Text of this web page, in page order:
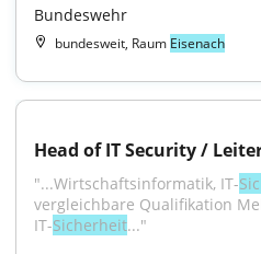
Bundeswehr
bundesweit, Raum Eisenach
Head of IT Security /
"...Wirtschaftsinformatik, IT-
vergleichbare Qualifikation
IT-Sicherheit..."